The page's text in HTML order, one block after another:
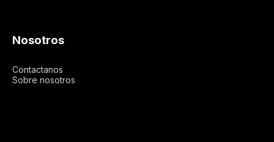
Nosotros
Contactanos
Sobre nosotros